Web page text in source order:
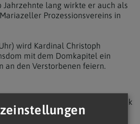
lang wirkte er auch als
Prozessionsvereins in
wird Kardinal Christoph
mit dem Domkapitel ein
an den Verstorbenen feiern.
zurück